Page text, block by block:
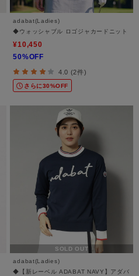
adabat(Ladies)
◆ウォッシャブル ロゴジャカードニット
¥10,450
50%OFF
4.0 (2件)
さらに30%OFF
SOLD OUT
adabat(Ladies)
◆【新レーベル ADABAT NAVY】アダバ